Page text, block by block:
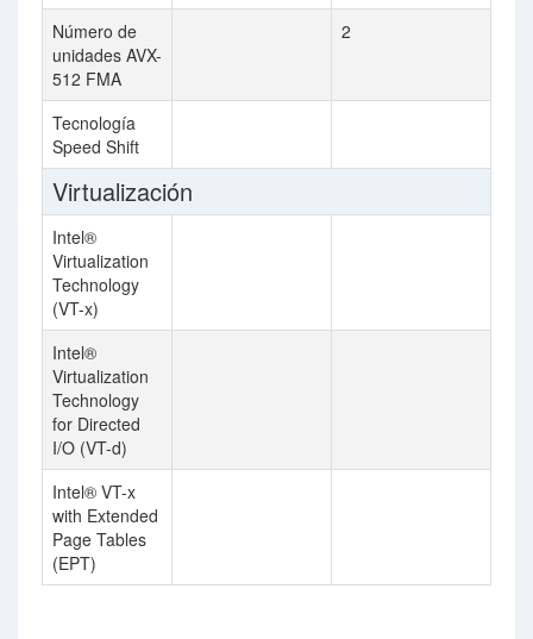
Número de
unidades AVX-
512 FMA
2
Tecnología
Speed Shift
Virtualización
Intel®
Virtualization
Technology
(VT-x)
Intel®
Virtualization
Technology
for Directed
I/O (VT-d)
Intel® VT-x
with Extended
Page Tables
(EPT)